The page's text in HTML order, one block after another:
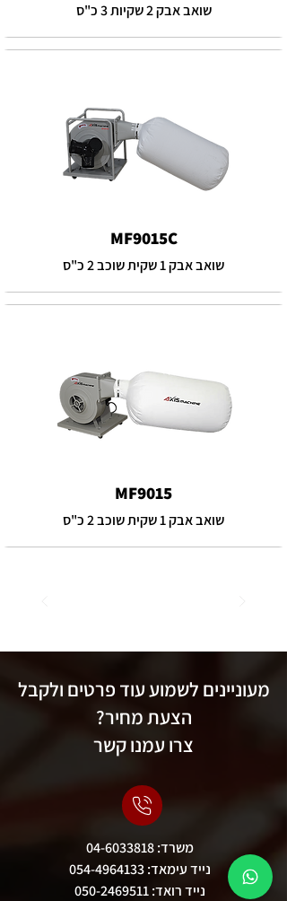
שואב אבק 2 שקיות 3 כ"ס
MF9015C
שואב אבק 1 שקית שוכב 2 כ"ס
MF9015
שואב אבק 1 שקית שוכב 2 כ"ס
מעוניינים לשמוע עוד פרטים ולקבל
הצעת מחיר?
צרו עמנו קשר
משרד:04-6033818
נייד עימאד:054-4964133
נייד רואד:050-2469511